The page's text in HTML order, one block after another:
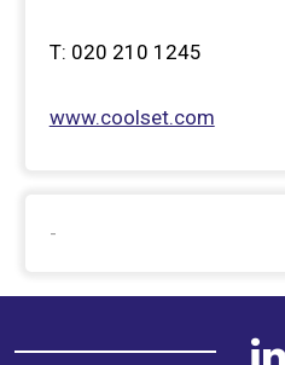
T: 020 210 1245
www.coolset.com
-